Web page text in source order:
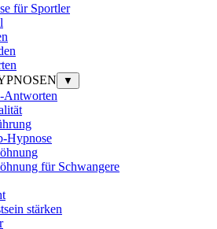
für Sportler
▼
Antworten
Hypnose
für Schwangere
stärken